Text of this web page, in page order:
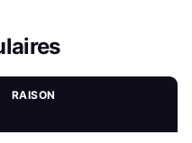
RAISON